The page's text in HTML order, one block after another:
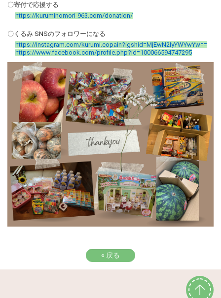
〇寄付で応援する
https://kuruminomori-963.com/donation/
〇くるみ SNSのフォロワーになる
https://instagram.com/kurumi.copain?igshid=MjEwN2IyYWYwYw==
https://www.facebook.com/profile.php?id=100066594747295
« 戻る